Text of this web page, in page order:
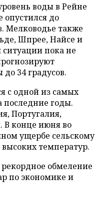
воды в Рейне
опустился до
Мелководье также
Шпрее, Найсе и
пока не
34 градусов.
с одной из самых
годы.
Португалия,
В конце июня во
ущербе сельскому
температур.
обмеление
по экономике и